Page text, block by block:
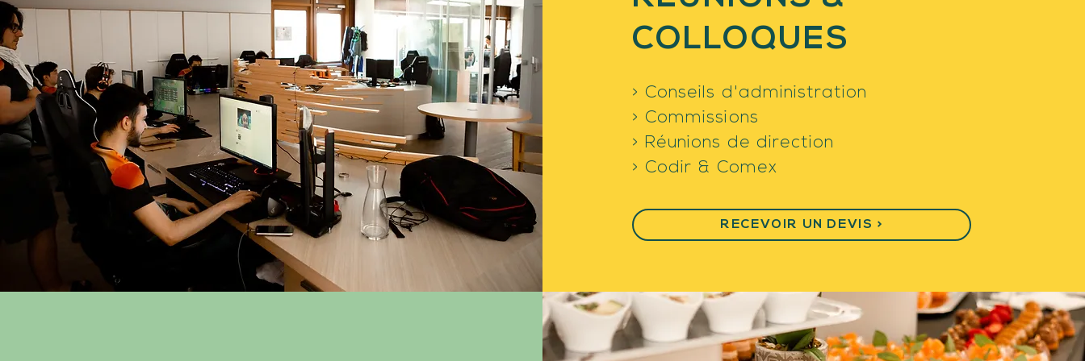
COLLOQUES
> Conseils d'administration
> Commissions
> Réunions de direction
> Codir & Comex
RECEVOIR UN DEVIS >